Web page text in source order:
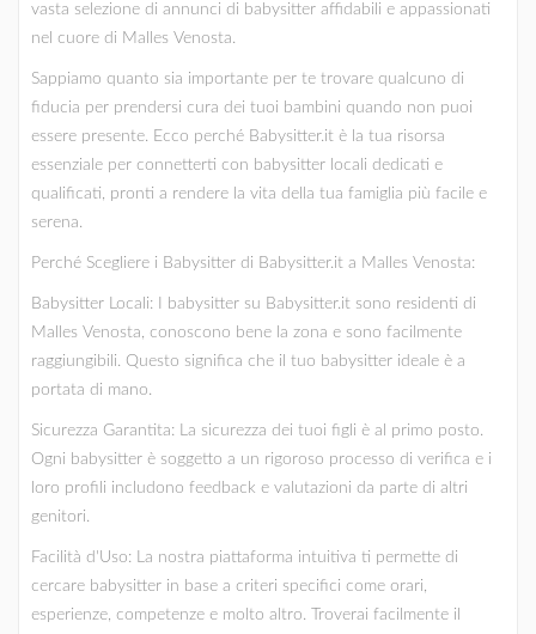
vasta selezione di annunci di babysitter affidabili e appassionati
nel cuore di Malles Venosta.
Sappiamo quanto sia importante per te trovare qualcuno di
fiducia per prendersi cura dei tuoi bambini quando non puoi
essere presente. Ecco perché Babysitter.it è la tua risorsa
essenziale per connetterti con babysitter locali dedicati e
qualificati, pronti a rendere la vita della tua famiglia più facile e
serena.
Perché Scegliere i Babysitter di Babysitter.it a Malles Venosta:
Babysitter Locali: I babysitter su Babysitter.it sono residenti di
Malles Venosta, conoscono bene la zona e sono facilmente
raggiungibili. Questo significa che il tuo babysitter ideale è a
portata di mano.
Sicurezza Garantita: La sicurezza dei tuoi figli è al primo posto.
Ogni babysitter è soggetto a un rigoroso processo di verifica e i
loro profili includono feedback e valutazioni da parte di altri
genitori.
Facilità d'Uso: La nostra piattaforma intuitiva ti permette di
cercare babysitter in base a criteri specifici come orari,
esperienze, competenze e molto altro. Troverai facilmente il